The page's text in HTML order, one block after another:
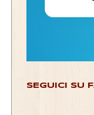
SEGUICI SU